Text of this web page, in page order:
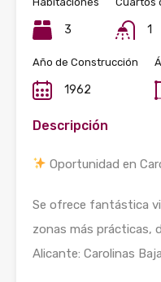
3 1
Año de Construcción
1962
Descripción
Oportunidad en
Se ofrece fantástica
zonas más prácticas,
Alicante: Carolinas